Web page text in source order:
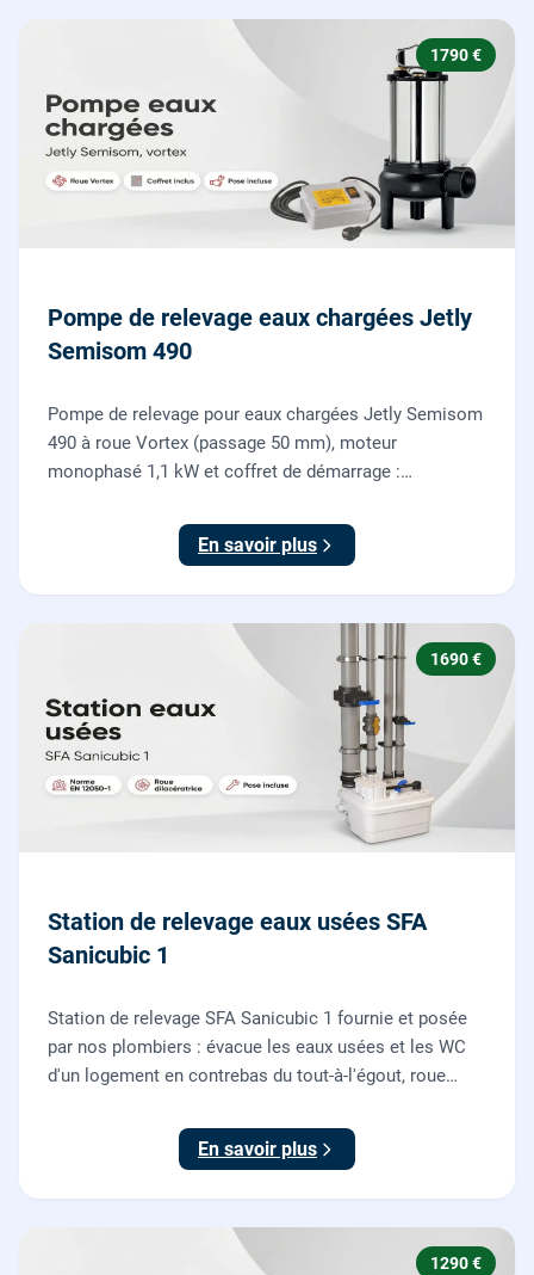
1790 €
Pompe de relevage eaux chargées Jetly
Semisom 490
Pompe de relevage pour eaux chargées Jetly Semisom
490 à roue Vortex (passage 50 mm), moteur
monophasé 1,1 kW et coffret de démarrage :
fournie et posée par nos plombiers.
En savoir plus
1690 €
Station de relevage eaux usées SFA
Sanicubic 1
Station de relevage SFA Sanicubic 1 fournie et posée
par nos plombiers : évacue les eaux usées et les WC
d'un logement en contrebas du tout-à-l'égout, roue
En savoir plus
1290 €